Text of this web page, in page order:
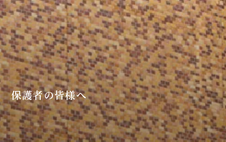
保護者の皆様へ